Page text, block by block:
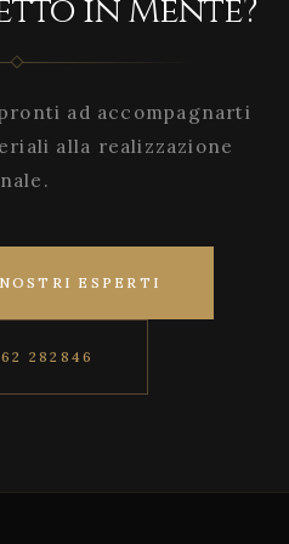
in Mente?
ad accompagnarti
alla realizzazione
ESPERTI
282846